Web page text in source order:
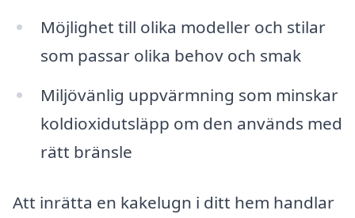
Möjlighet till olika modeller och stilar
som passar olika behov och smak
Miljövänlig uppvärmning som minskar
koldioxidutsläpp om den används med
rätt bränsle
Att inrätta en kakelugn i ditt hem handlar